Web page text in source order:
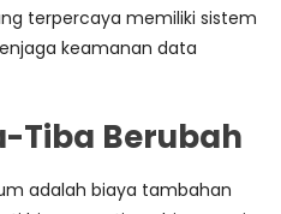
terpercaya memiliki sistem
keamanan data
Tiba Berubah
adalah biaya tambahan